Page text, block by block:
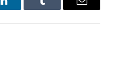
LinkedInTumblr Email